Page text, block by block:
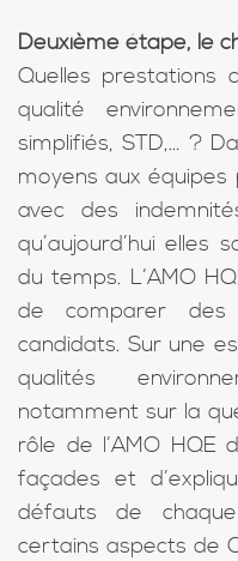
Deuxième étape, le
Quelles prestations
qualité
simplifiés, STD,… ?
moyens aux
avec des
qu’aujourd’hui
du temps. L’AMO
de comparer
candidats. Sur une
qualités
notamment sur la
rôle de l’AMO HQE
façades et
défauts de
certains aspects de